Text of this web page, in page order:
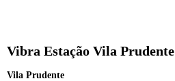
Vibra Estação Vila Prudente
Vila Prudente